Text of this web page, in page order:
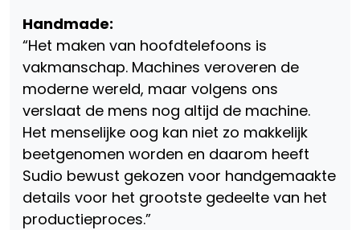
Handmade:
“Het maken van hoofdtelefoons is
vakmanschap. Machines veroveren de
moderne wereld, maar volgens ons
verslaat de mens nog altijd de machine.
Het menselijke oog kan niet zo makkelijk
beetgenomen worden en daarom heeft
Sudio bewust gekozen voor handgemaakte
details voor het grootste gedeelte van het
productieproces.”